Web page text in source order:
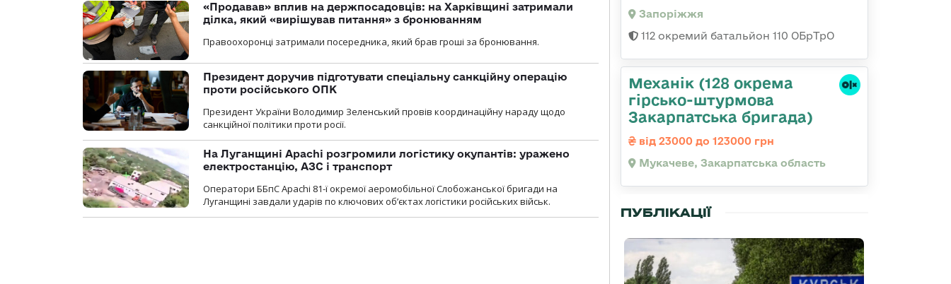
«Продавав» вплив на держпосадовців: на Харківщині затримали
ділка, який «вирішував питання» з бронюванням
Правоохоронці затримали посередника, який брав гроші за бронювання.
Президент доручив підготувати спеціальну санкційну операцію
проти російського ОПК
Президент України Володимир Зеленський провів координаційну нараду щодо
санкційної політики проти росії.
На Луганщині Apachi розгромили логістику окупантів: уражено
електростанцію, АЗС і транспорт
Оператори ББпС Apachi 81-ї окремої аеромобільної Слобожанської бригади на
Луганщині завдали ударів по ключових об’єктах логістики російських військ.
Запоріжжя
112 окремий батальйон 110 ОБрТрО
Механік (128 окрема
гірсько-штурмова
Закарпатська бригада)
від 23000 до 123000 грн
Мукачеве, Закарпатська область
ПУБЛІКАЦІЇ